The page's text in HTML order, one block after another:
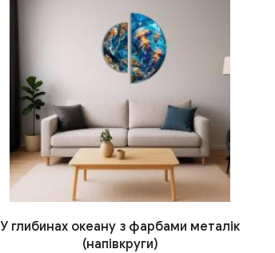
У глибинах океану з фарбами металік
(напівкруги)